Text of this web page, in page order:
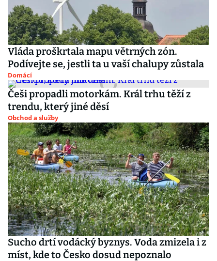
Vláda proškrtala mapu větrných zón.
Podívejte se, jestli ta u vaší chalupy zůstala
Domácí
Češi propadli motorkám. Král trhu těží z
trendu, který jiné děsí
Obchod a služby
Sucho drtí vodácký byznys. Voda zmizela i z
míst, kde to Česko dosud nepoznalo